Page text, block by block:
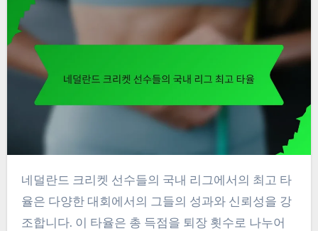
네덜란드 크리켓 선수들의 국내 리그에서의 최고 타
율은 다양한 대회에서의 그들의 성과와 신뢰성을 강
조합니다. 이 타율은 총 득점을 퇴장 횟수로 나누어